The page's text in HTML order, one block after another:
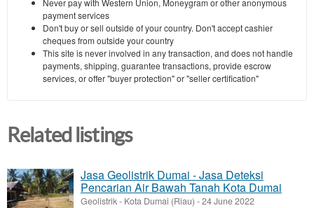
Never pay with Western Union, Moneygram or other anonymous
payment services
Don't buy or sell outside of your country. Don't accept cashier
cheques from outside your country
This site is never involved in any transaction, and does not handle
payments, shipping, guarantee transactions, provide escrow
services, or offer "buyer protection" or "seller certification"
Related listings
Jasa Geolistrik Dumai - Jasa Deteksi
Pencarian Air Bawah Tanah Kota Dumai
Geolistrik- Kota Dumai (Riau) -24 June 2022